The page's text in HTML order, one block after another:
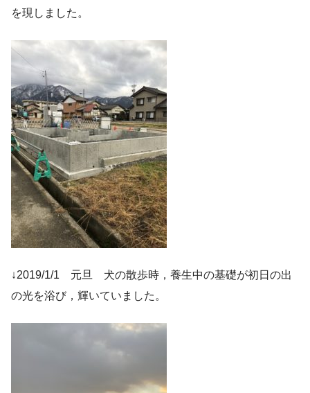
を現しました。
↓2019/1/1 元旦 犬の散歩時，養生中の基礎が初日の出
の光を浴び，輝いていました。